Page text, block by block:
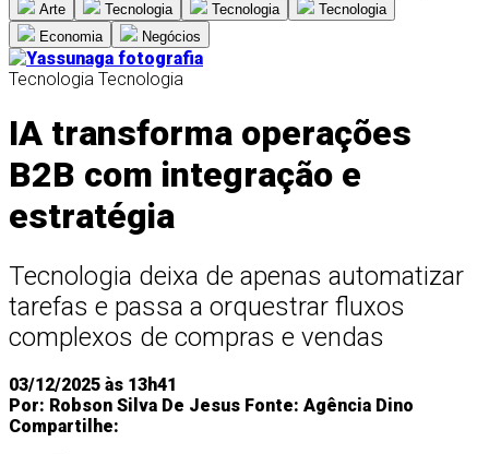
Arte
Tecnologia Tecnologia
Tecnologia
Economia
Negócios
Tecnologia Tecnologia
IA transforma operações
B2B com integração e
estratégia
Tecnologia deixa de apenas automatizar
tarefas e passa a orquestrar fluxos
complexos de compras e vendas
03/12/2025 às 13h41
Por: Robson Silva De Jesus Fonte: Agência Dino
Compartilhe: